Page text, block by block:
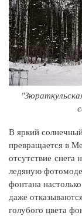
В яркий
превращается в
отсутствие
ледяную
фонтана
даже
голубого цвета